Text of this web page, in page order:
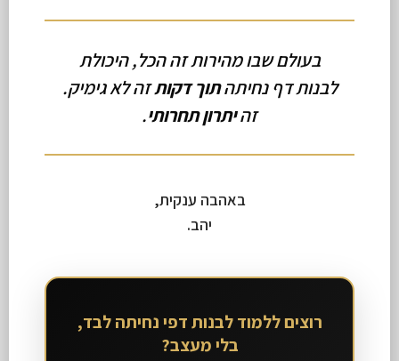
בעולם שבו מהירות זה הכל, היכולת
לבנות דף נחיתהתוך דקותזה לא גימיק.
זהיתרון תחרותי.
באהבה ענקית,
יהב.
רוצים ללמוד לבנות דפי נחיתה לבד,
בלי מעצב?